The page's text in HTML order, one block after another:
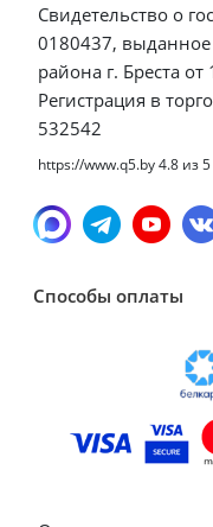
Свидетельство о
0180437,
района г. Бреста
Регистрация в
532542
https://www.q5.by4.8 из5
Способы оплаты